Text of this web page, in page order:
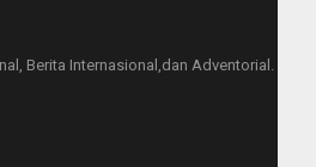
Berita Internasional,dan Adventorial.